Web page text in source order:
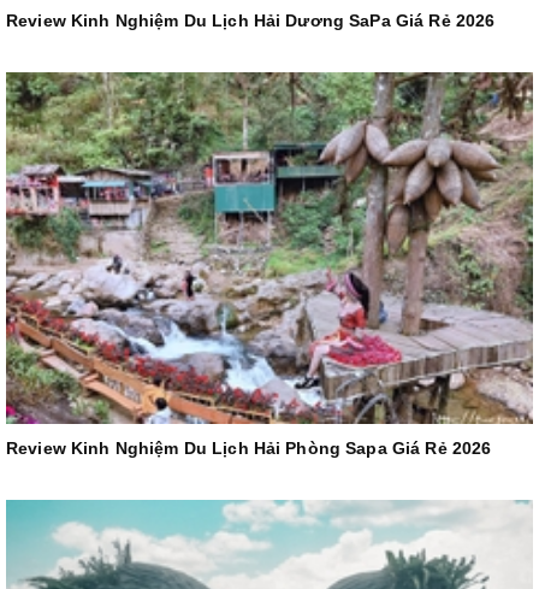
Review Kinh Nghiệm Du Lịch Hải Dương SaPa Giá Rẻ 2026
Review Kinh Nghiệm Du Lịch Hải Phòng Sapa Giá Rẻ 2026